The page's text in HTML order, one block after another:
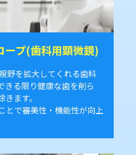
ープ(歯科用顕微鏡)
野を拡大してくれる歯科
きる限り健康な歯を削ら
ます。
とで審美性・機能性が向上